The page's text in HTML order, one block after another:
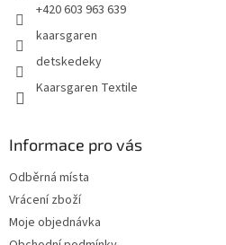
+420 603 963 639
kaarsgaren
detskedeky
Kaarsgaren Textile
Informace pro vás
Odběrná místa
Vrácení zboží
Moje objednávka